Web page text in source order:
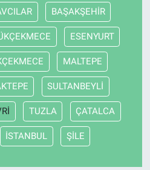
BAŞAKŞEHİR
ESENYURT
MALTEPE
SULTANBEYLİ
TUZLA ÇATALCA
İSTANBUL ŞİLE